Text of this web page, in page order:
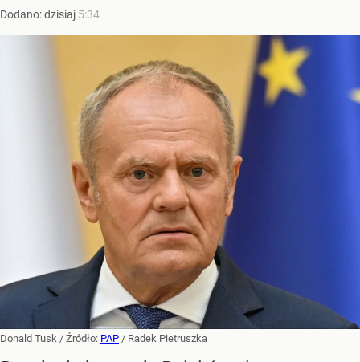
Dodano:dzisiaj 5:34
Donald Tusk / Źródło: PAP / Radek Pietruszka